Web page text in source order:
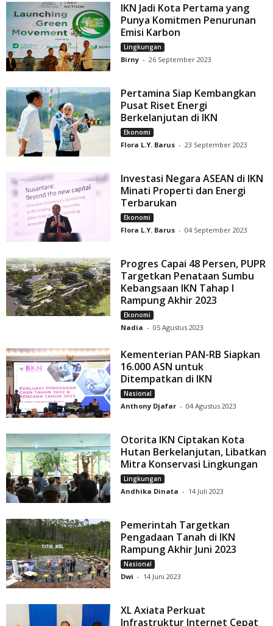
IKN Jadi Kota Pertama yang
Punya Komitmen Penurunan
Emisi Karbon
Lingkungan
Birny - 26 September 2023
Pertamina Siap Kembangkan
Pusat Riset Energi
Berkelanjutan di IKN
Ekonomi
Flora L.Y. Barus - 23 September 2023
Investasi Negara ASEAN di IKN
Minati Properti dan Energi
Terbarukan
Ekonomi
Flora L.Y. Barus - 04 September 2023
Progres Capai 48 Persen, PUPR
Targetkan Penataan Sumbu
Kebangsaan IKN Tahap I
Rampung Akhir 2023
Ekonomi
Nadia - 05 Agustus 2023
Kementerian PAN-RB Siapkan
16.000 ASN untuk
Ditempatkan di IKN
Nasional
Anthony Djafar - 04 Agustus 2023
Otorita IKN Ciptakan Kota
Hutan Berkelanjutan, Libatkan
Mitra Konservasi Lingkungan
Lingkungan
Andhika Dinata - 14 Juli 2023
Pemerintah Targetkan
Pengadaan Tanah di IKN
Rampung Akhir Juni 2023
Nasional
Dwi - 14 Juni 2023
XL Axiata Perkuat
Infrastruktur Internet Cepat